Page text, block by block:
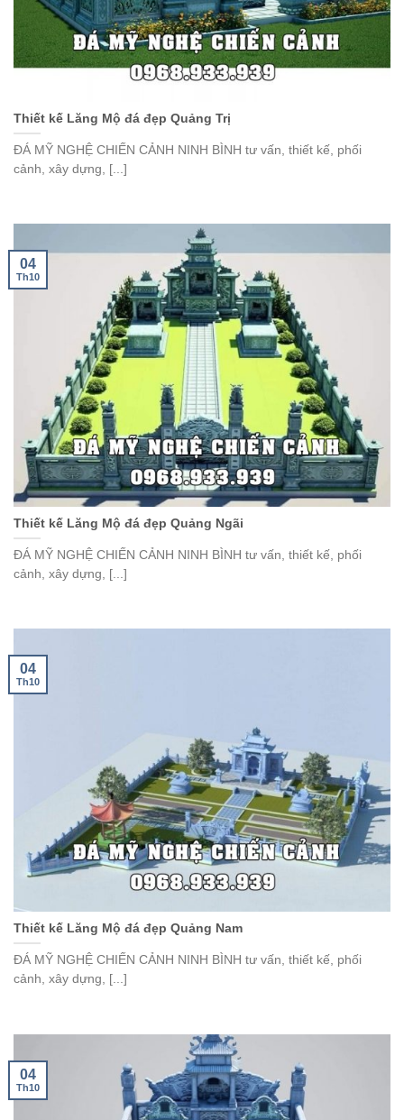
Thiết kế Lăng Mộ đá đẹp Quảng Trị
ĐÁ MỸ NGHỆ CHIẾN CẢNH NINH BÌNH tư vấn, thiết kế, phối
cảnh, xây dựng, [...]
Thiết kế Lăng Mộ đá đẹp Quảng Ngãi
ĐÁ MỸ NGHỆ CHIẾN CẢNH NINH BÌNH tư vấn, thiết kế, phối
cảnh, xây dựng, [...]
04
Th10
Thiết kế Lăng Mộ đá đẹp Quảng Nam
ĐÁ MỸ NGHỆ CHIẾN CẢNH NINH BÌNH tư vấn, thiết kế, phối
cảnh, xây dựng, [...]
04
Th10
04
Th10